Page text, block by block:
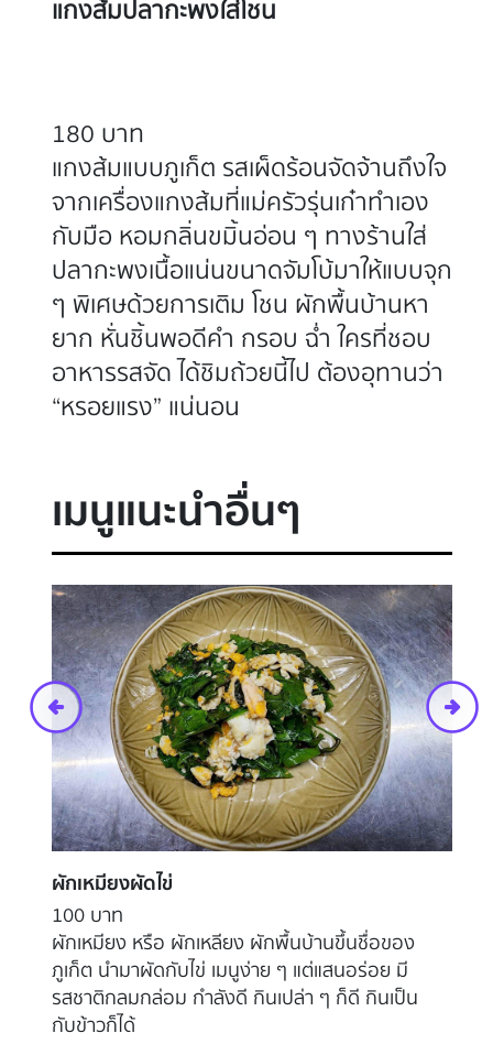
แกงส้มปลากะพงใส่โชน
180 บาท
แกงส้มแบบภูเก็ต รสเผ็ดร้อนจัดจ้านถึงใจ
จากเครื่องแกงส้มที่แม่ครัวรุ่นเก๋าทำเอง
กับมือ หอมกลิ่นขมิ้นอ่อน ๆ ทางร้านใส่
ปลากะพงเนื้อแน่นขนาดจัมโบ้มาให้แบบจุก
ๆ พิเศษด้วยการเติม โชน ผักพื้นบ้านหา
ยาก หั่นชิ้นพอดีคำ กรอบ ฉ่ำ ใครที่ชอบ
อาหารรสจัด ได้ชิมถ้วยนี้ไป ต้องอุทานว่า
“หรอยแรง” แน่นอน
เมนูแนะนำอื่นๆ
น้ำพริกกุ้งเสียบ
100 บาท
เมนูขึ้นชื่อที่ไม่ควรพลาด ถ้ามาถึงภูเก็ตแล้วต้องสั่ง
น้ำพริกกุ้งเสียบ ทางร้านน้ำย้อยเสิร์ฟมากับผักลวก
หลากหลายชนิด กุ้งเสียบที่นี่ตัวโต รสชาติกำลังดีไม่
เค็มเกินไป แถมยังมีความกรอบ และหอมอีกด้วย